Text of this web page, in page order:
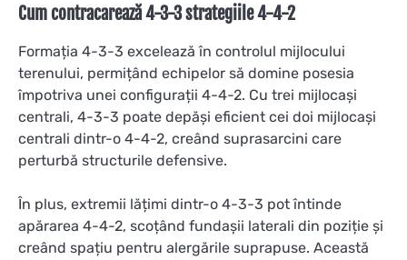
Cum contracarează 4-3-3 strategiile 4-4-2
Formația 4-3-3 excelează în controlul mijlocului
terenului, permițând echipelor să domine posesia
împotriva unei configurații 4-4-2. Cu trei mijlocași
centrali, 4-3-3 poate depăși eficient cei doi mijlocași
centrali dintr-o 4-4-2, creând suprasarcini care
perturbă structurile defensive.
În plus, extremii lățimi dintr-o 4-3-3 pot întinde
apărarea 4-4-2, scoțând fundașii laterali din poziție și
creând spațiu pentru alergările suprapuse. Această